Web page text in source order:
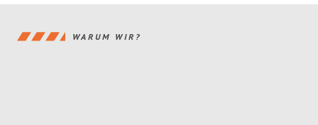
WARUM WIR?